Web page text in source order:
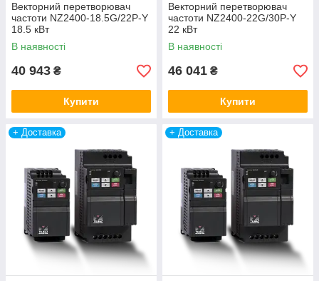
Векторний перетворювач
частоти NZ2400-18.5G/22P-Y
18.5 кВт
В наявності
40 943 ₴
Купити
Векторний перетворювач
частоти NZ2400-22G/30P-Y
22 кВт
В наявності
46 041 ₴
Купити
+ Доставка + Доставка